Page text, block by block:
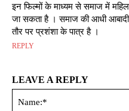
इन फिल्मों के माध्यम से समाज में
जा सकता है । समाज की आधी
तौर पर प्रशंशा के पात्र है ।
REPLY
LEAVE A REPLY